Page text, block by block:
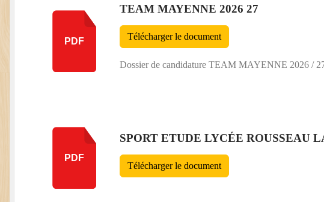
PDF
TEAM MAYENNE 2026 27
Télécharger le document
Dossier de candidature TEAM MAYENNE 2026 /
PDF
SPORT ETUDE LYCÉE ROUSSEAU
Télécharger le document